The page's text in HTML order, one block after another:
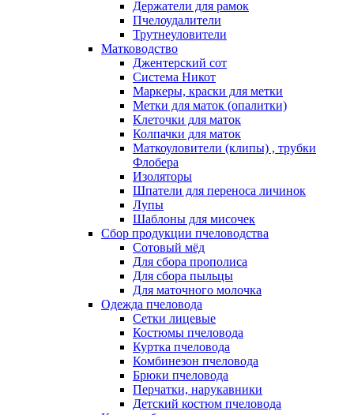
Держатели для рамок
Пчелоудалители
Трутнеуловители
Матководство
Джентерский сот
Система Никот
Маркеры, краски для метки
Метки для маток (опалитки)
Клеточки для маток
Колпачки для маток
Маткоуловители (клипы) , трубки
Флобера
Изоляторы
Шпатели для переноса личинок
Лупы
Шаблоны для мисочек
Сбор продукции пчеловодства
Сотовый мёд
Для сбора прополиса
Для сбора пыльцы
Для маточного молочка
Одежда пчеловода
Сетки лицевые
Костюмы пчеловода
Куртка пчеловода
Комбинезон пчеловода
Брюки пчеловода
Перчатки, нарукавники
Детский костюм пчеловода